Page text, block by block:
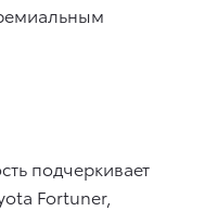
подчеркивает
Fortuner,